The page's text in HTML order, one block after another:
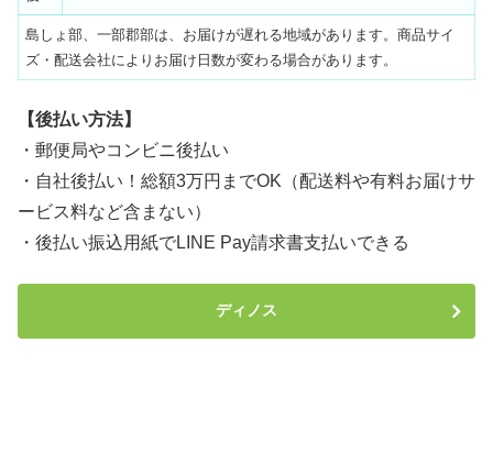
島しょ部、一部郡部は、お届けが遅れる地域があります。商品サイ
ズ・配送会社によりお届け日数が変わる場合があります。
【後払い方法】
・郵便局やコンビニ後払い
・自社後払い！総額3万円までOK（配送料や有料お届けサ
ービス料など含まない）
・後払い振込用紙でLINE Pay請求書支払いできる
ディノス